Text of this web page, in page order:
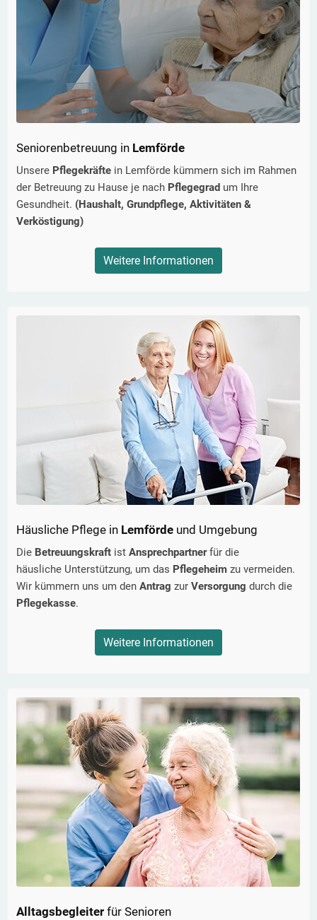
Seniorenbetreuung in Lemförde
Unsere Pflegekräfte in Lemförde kümmern sich im Rahmen
der Betreuung zu Hause je nach Pflegegrad um Ihre
Gesundheit. (Haushalt, Grundpflege, Aktivitäten &
Verköstigung)
Weitere Informationen
Häusliche Pflege in Lemförde und Umgebung
Die Betreuungskraft ist Ansprechpartnerfür die
häusliche Unterstützung, um das Pflegeheim zu vermeiden.
Wir kümmern uns um den Antrag zur Versorgung durch die
Pflegekasse.
Weitere Informationen
Alltagsbegleiter für Senioren